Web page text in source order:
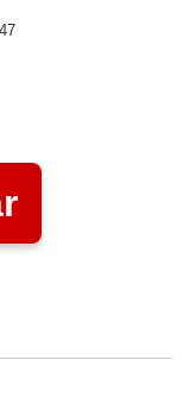
47